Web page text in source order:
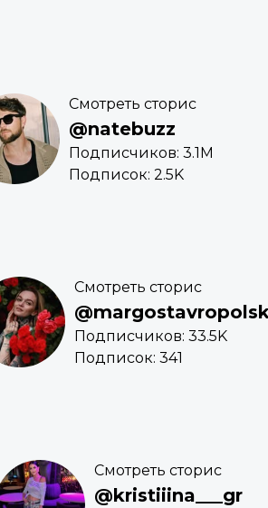
Смотреть сторис
@natebuzz
Подписчиков: 3.1M
Подписок: 2.5K
Смотреть сторис
Подписчиков: 33.5K
Подписок: 341
Смотреть сторис
@kristiiina___gr